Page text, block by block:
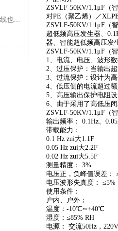
【端懿电气】为什么携带型接地线也称为三相短路接地线？
ZSVLF-50KV/1.1μF（
对PE（聚乙烯）／
ZSVLF-50KV/1.1μF（
超低频高压发生器、
器、智能超低频高压发
ZSVLF-50KV/1.1μF（
1、电流、电压、波形
2、过压保护：当输出
3、过流保护：设计为
4、低压侧的电流超过
5、高压输出保护电阻
6、由于采用了高低压
ZSVLF-50KV/1.1μF（
输出频率： 0.1Hz、
带载能力：
0.1 Hz zui大1.1F
0.05 Hz zui大2.2F
0.02 Hz zui大5.5F
测量精度： 3%
电压正，负峰值误差：
电压波形失真度： ≤5%
使用条件：
户内、户外；
温度：-10℃∽+40℃
湿度：≤85% RH
电源： 交流50Hz，